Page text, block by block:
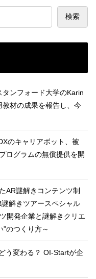
検索
タンフォード大学のKarin
材の成果を報告し、今
のキャリアボット、被
ログラムの無償提供を開
AR謎解きコンテンツ制
解きツアースペシャル
開発企業と謎解きクリエ
のつくり方～
う変わる？ OI-Startが企